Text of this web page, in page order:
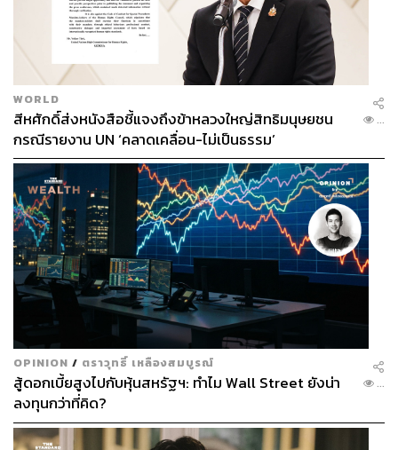
WORLD
สีหศักดิ์ส่งหนังสือชี้แจงถึงข้าหลวงใหญ่สิทธิมนุษยชน
กรณีรายงาน UN ‘คลาดเคลื่อน-ไม่เป็นธรรม’
...
OPINION / ตราวุทธิ์ เหลืองสมบูรณ์
สู้ดอกเบี้ยสูงไปกับหุ้นสหรัฐฯ: ทำไม Wall Street ยังน่า
ลงทุนกว่าที่คิด?
...